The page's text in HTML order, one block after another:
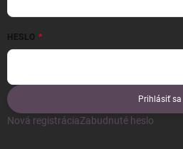
HESLO
Prihlásiť sa
Nová registráciaZabudnuté heslo